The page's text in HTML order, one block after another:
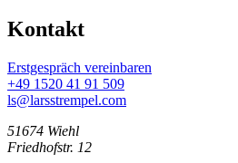
Kontakt
Erstgespräch vereinbaren
+49 1520 41 91 509
ls@larsstrempel.com
51674 Wiehl
Friedhofstr. 12